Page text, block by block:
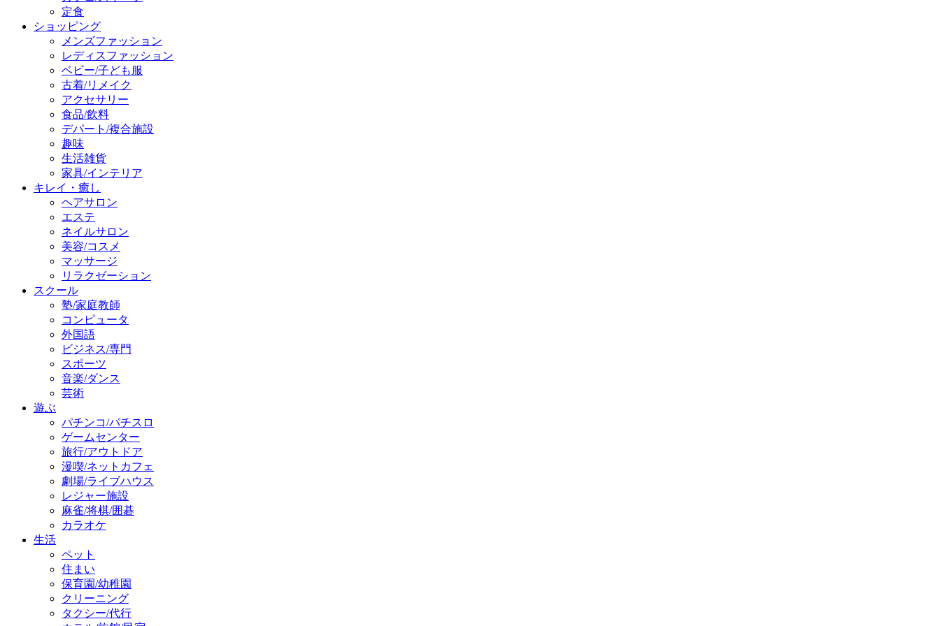
定食
ショッピング
メンズファッション
レディスファッション
ベビー/子ども服
古着/リメイク
アクセサリー
食品/飲料
デパート/複合施設
趣味
生活雑貨
家具/インテリア
キレイ・癒し
ヘアサロン
エステ
ネイルサロン
美容/コスメ
マッサージ
リラクゼーション
スクール
塾/家庭教師
コンピュータ
外国語
ビジネス/専門
スポーツ
音楽/ダンス
芸術
遊ぶ
パチンコ/パチスロ
ゲームセンター
旅行/アウトドア
漫喫/ネットカフェ
劇場/ライブハウス
レジャー施設
麻雀/将棋/囲碁
カラオケ
生活
ペット
住まい
保育園/幼稚園
クリーニング
タクシー/代行